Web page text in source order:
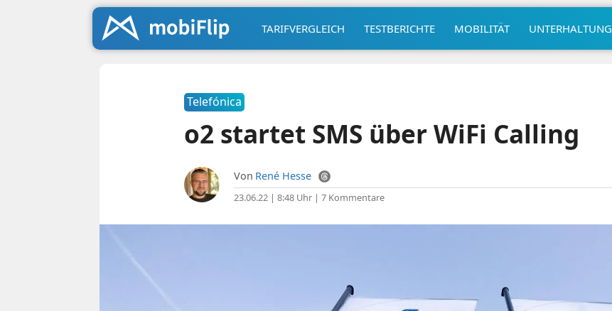
TARIFVERGLEICH TESTBERICHTE MOBILITÄT UNTERHALTUNG
Telefónica
o2 startet SMS über WiFi Calling
Von René Hesse
23.06.22 | 8:48 Uhr| 7 Kommentare